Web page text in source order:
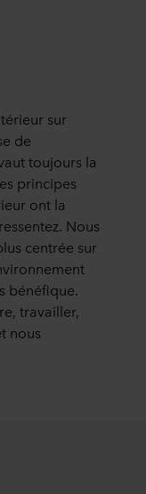
sur
de
toujours la
principes
ont la
Nous
centrée sur
bénéfique.
travailler,
nous